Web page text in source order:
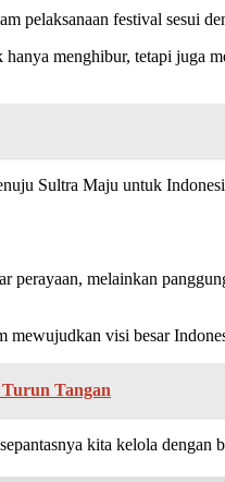
pelaksanaan festival sesui
menghibur, tetapi juga
Sultra Maju untuk
melainkan
visi besar
Tangan
kita kelola dengan